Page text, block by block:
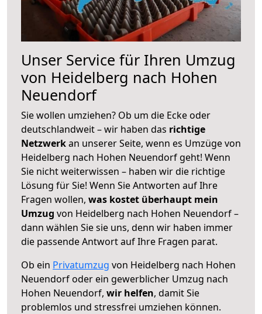
Unser Service für Ihren Umzug
von Heidelberg nach Hohen
Neuendorf
Sie wollen umziehen? Ob um die Ecke oder
deutschlandweit – wir haben das richtige
Netzwerkan unserer Seite, wenn es Umzüge von
Heidelberg nach Hohen Neuendorf geht! Wenn
Sie nicht weiterwissen – haben wir die richtige
Lösung für Sie! Wenn Sie Antworten auf Ihre
Fragen wollen, was kostet überhaupt mein
Umzug von Heidelberg nach Hohen Neuendorf –
dann wählen Sie sie uns, denn wir haben immer
die passende Antwort auf Ihre Fragen parat.
Ob ein Privatumzug von Heidelberg nach Hohen
Neuendorf oder ein gewerblicher Umzug nach
Hohen Neuendorf, wir helfen, damit Sie
problemlos und stressfrei umziehen können.